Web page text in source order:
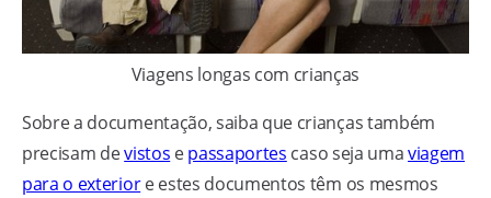
Viagens longas com crianças
Sobre a documentação, saiba que crianças também
precisam devistos epassaportes caso seja umaviagem
para o exteriore estes documentos têm os mesmos